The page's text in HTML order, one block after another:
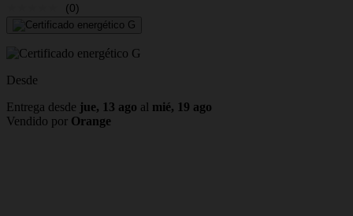
(0)
Desde
Entrega desde jue, 13 ago al mié, 19 ago
Vendido por Orange